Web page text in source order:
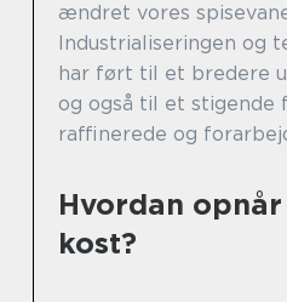
ændret vores
Industrialiseringen og
har ført til et bredere
og også til et stigende
raffinerede og
Hvordan
kost?